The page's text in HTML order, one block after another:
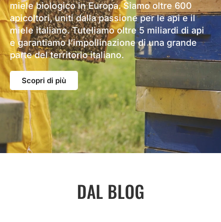
miele biologico in Europa. Siamo oltre 600
apicoltori, uniti dalla passione per le api e il
miele italiano. Tuteliamo oltre 5 miliardi di api
e garantiamo l’impollinazione di una grande
parte del territorio italiano.
Scopri di più
DAL BLOG